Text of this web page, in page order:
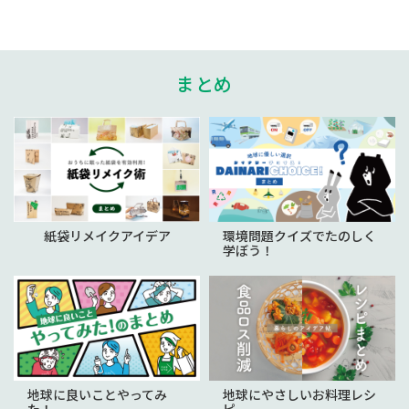
まとめ
紙袋リメイクアイデア
環境問題クイズでたのしく
学ぼう！
地球に良いことやってみ
地球にやさしいお料理レシ